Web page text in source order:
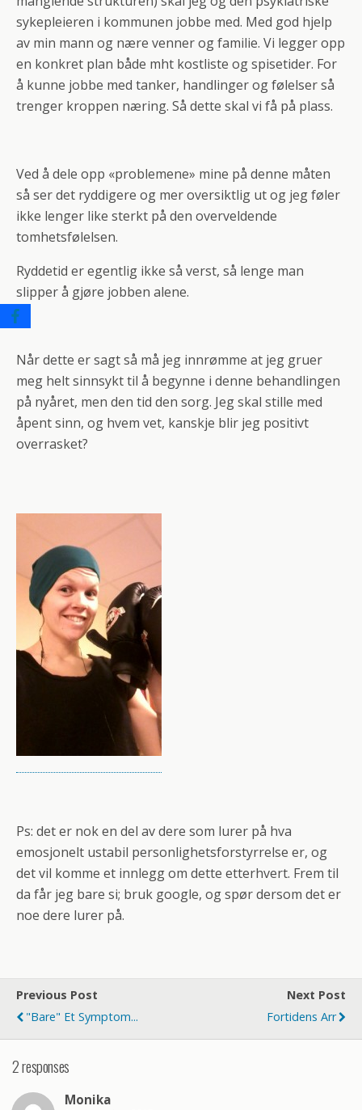
sykepleieren i kommunen jobbe med. Med god hjelp
av min mann og nære venner og familie. Vi legger opp
en konkret plan både mht kostliste og spisetider. For
å kunne jobbe med tanker, handlinger og følelser så
trenger kroppen næring. Så dette skal vi få på plass.
Ved å dele opp «problemene» mine på denne måten
så ser det ryddigere og mer oversiktlig ut og jeg føler
ikke lenger like sterkt på den overveldende
tomhetsfølelsen.
Ryddetid er egentlig ikke så verst, så lenge man
slipper å gjøre jobben alene.
Når dette er sagt så må jeg innrømme at jeg gruer
meg helt sinnsykt til å begynne i denne behandlingen
på nyåret, men den tid den sorg. Jeg skal stille med
åpent sinn, og hvem vet, kanskje blir jeg positivt
overrasket?
Ps: det er nok en del av dere som lurer på hva
emosjonelt ustabil personlighetsforstyrrelse er, og
det vil komme et innlegg om dette etterhvert. Frem til
da får jeg bare si; bruk google, og spør dersom det er
noe dere lurer på.
Previous Post
"Bare" Et Symptom...
Next Post
Fortidens Arr
2 responses
Monika